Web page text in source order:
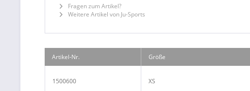
Fragen zum Artikel?
Weitere Artikel von Ju-Sports
Artikel-Nr. Größe
1500600 XS